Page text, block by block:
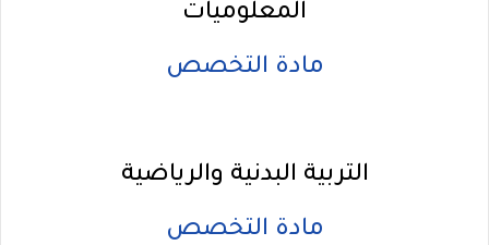
المعلوميات
مادة التخصص
التربية البدنية والرياضية
مادة التخصص